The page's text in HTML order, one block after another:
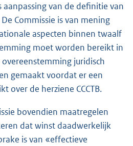
aanpassing van de definitie van
De Commissie is van mening
aspecten binnen twaalf
moet worden bereikt in
juridisch
gemaakt voordat er een
over de herziene CCCTB.
bovendien maatregelen
dat winst daadwerkelijk
is van «effectieve